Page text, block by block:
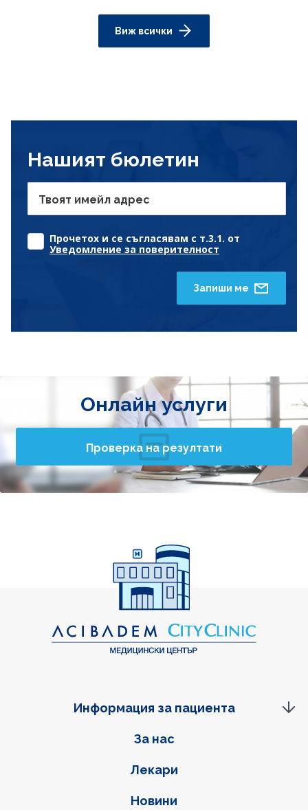
Виж всички
Нашият бюлетин
Твоят имейл адрес
Прочетох и се съгласявам с т.3.1. от
Уведомление за поверителност
Запиши ме
Онлайн услуги
Проверка на резултати
Фуутер навигация
За нас
Лекари
Новини
Информация за пациента